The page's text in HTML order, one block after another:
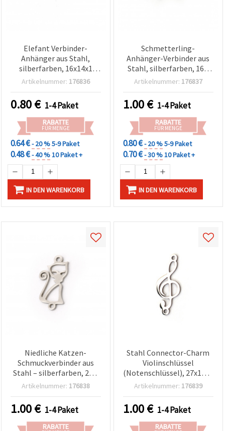
Elefant Verbinder-
Anhänger aus Stahl,
silberfarben, 16x14x1
mm, Loch 1 mm – 2 Stück
Artikelnummer: 176836
0.80€ 1-4 Paket
RABATTE
FÜR MENGE
0.64 €- 20 %5-9 Paket
0.48 €- 40 %10 Paket +
IN DEN WARENKORB
Schmetterling-
Anhänger-Verbinder aus
Stahl, silberfarben, 16 x
11,5 x 1 mm, Loch Ø 1
Schmuckherstellung – 2
Stück
Artikelnummer: 176837
1.00€ 1-4 Paket
RABATTE
FÜR MENGE
0.80 €- 20 %5-9 Paket
0.70 €- 30 %10 Paket +
IN DEN WARENKORB
Niedliche Katzen-
Schmuckverbinder aus
Stahl – silberfarben, 20 x
10 x 1 mm, Loch 1 mm,
Armbänder, Halsketten &
personalisierte
Schmuckkreationen
Artikelnummer: 176838
1.00€ 1-4 Paket
RABATTE
Stahl Connector-Charm
Violinschlüssel
(Notenschlüssel), 27x11x1
mm, Loch 1 mm,
Artikelnummer: 176839
1.00€ 1-4 Paket
RABATTE